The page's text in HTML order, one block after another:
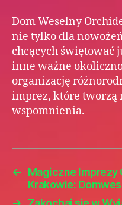
Dom Weselny
nie tylko dla
chcących świętować
inne ważne
organizację
imprez, które tworzą
wspomnienia.
←
Magiczne
Krakowie: